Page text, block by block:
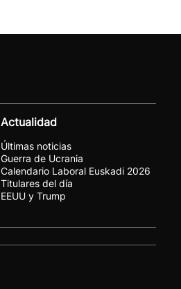
Actualidad
Últimas noticias
Guerra de Ucrania
Calendario Laboral Euskadi 2026
Titulares del día
EEUU y Trump